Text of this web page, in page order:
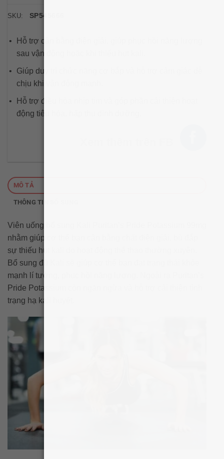
SKU: SP545666
Hỗ trợ cân bằng điện giải, giúp phục hồi năng lượng
sau vận động hoặc khi thiếu hụt kali.
Giúp duy trì chức năng cơ bắp và hỗ trợ cảm giác dễ
chịu khi vận động mạnh.
Hỗ trợ điều hòa nhịp tim và góp phần cải thiện hoạt
động tiêu hóa, hấp thu dinh dưỡng.
MÔ TẢ
THÔNG TIN BỔ SUNG
Viên uống bổ sung Kali Puritan’s Pride Potassium 99mg
nhằm giúp cơ thể bạn cân bằng chất điện giải, bù đắp
sự thiếu hụt kali do hoạt động thể thao thường xuyên.
Bổ sung đủ Kali sẽ giúp cơ thể bạn đạt trạng thái khỏe
mạnh lí tưởng, phục hồi năng lượng. Ngoài ra Puritan’s
Pride Potassium còn ngăn ngừa và hỗ trợ cải thiện tình
trạng hạ kali huyết.